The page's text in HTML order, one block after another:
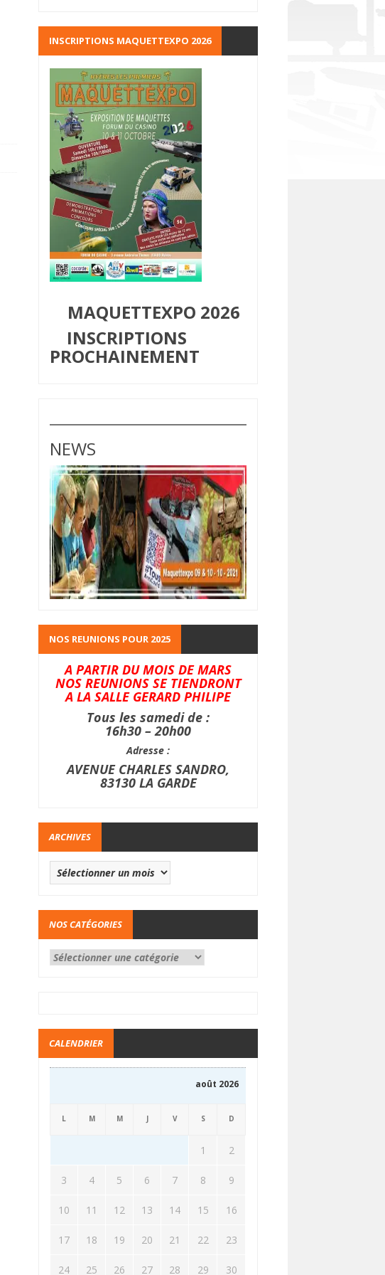
INSCRIPTIONS MAQUETTEXPO 2026
MAQUETTEXPO 2026
INSCRIPTIONS
PROCHAINEMENT
NEWS
NOS REUNIONS POUR 2025
A PARTIR DU MOIS DE MARS
NOS REUNIONS SE TIENDRONT
A LA SALLE GERARD PHILIPE
Tous les samedi de :
16h30 – 20h00
Adresse :
AVENUE CHARLES SANDRO,
83130 LA GARDE
ARCHIVES
NOS CATÉGORIES
CALENDRIER
août 2026
L M M J V S D
1 2
3 4 5 6 7 8 9
10 11 12 13 14 15 16
17 18 19 20 21 22 23
24 25 26 27 28 29 30